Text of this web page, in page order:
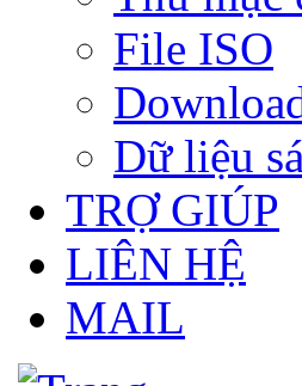
File ISO
Dữ liệu
TRỢ GIÚP
LIÊN HỆ
MAIL